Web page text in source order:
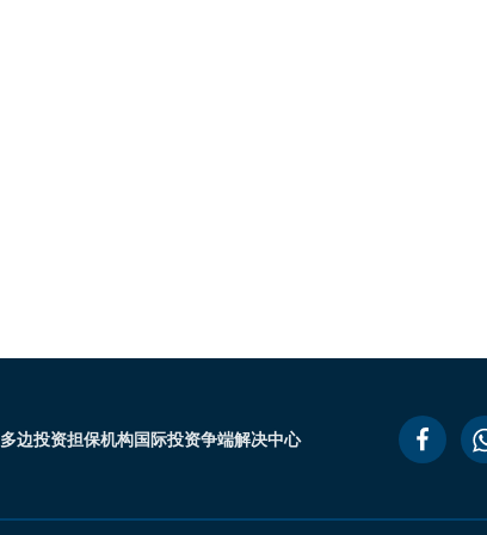
多边投资担保机构国际投资争端解决中心